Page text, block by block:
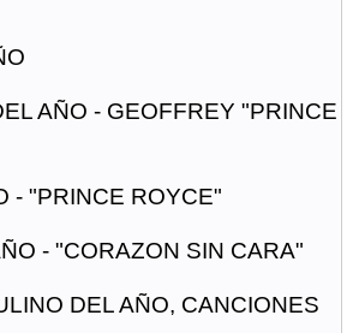
AÑO - GEOFFREY "PRINCE
- "PRINCE ROYCE"
- "CORAZON SIN CARA"
DEL AÑO, CANCIONES